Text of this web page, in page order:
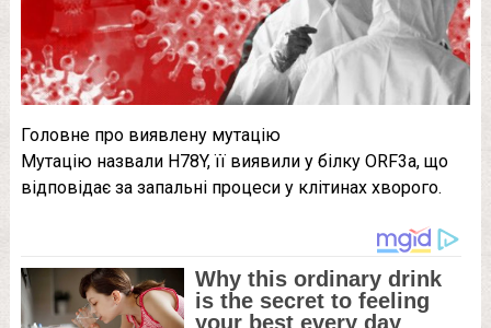
Головне про виявлену мутацію
Мутацію назвали H78Y, її виявили у білку ORF3a, що
відповідає за запальні процеси у клітинах хворого.